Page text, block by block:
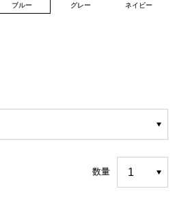
ブルー グレー ネイビー
数量